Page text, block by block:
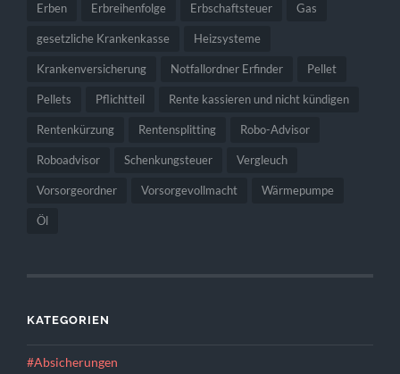
Erben Erbreihenfolge Erbschaftsteuer Gas
gesetzliche Krankenkasse Heizsysteme
Krankenversicherung Notfallordner Erfinder Pellet
Pellets Pflichtteil Rente kassieren und nicht kündigen
Rentenkürzung Rentensplitting Robo-Advisor
Roboadvisor Schenkungsteuer Vergleuch
Vorsorgeordner Vorsorgevollmacht Wärmepumpe
Öl
KATEGORIEN
#Absicherungen